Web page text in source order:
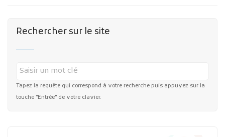
Rechercher sur le site
Tapez la requête qui correspond à votre recherche puis appuyez sur la
touche "Entrée" de votre clavier.